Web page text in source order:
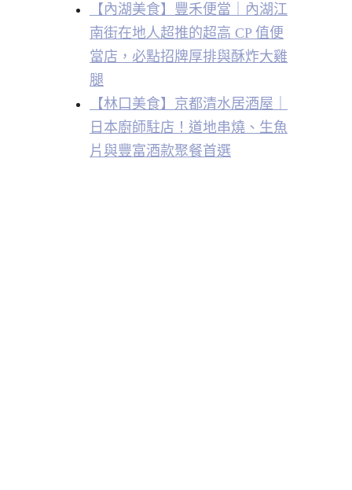
【內湖美食】豐禾便當｜內湖江
南街在地人超推的超高 CP 值便
當店，必點招牌厚排與酥炸大雞
腿
【林口美食】京都清水居酒屋｜
日本廚師駐店！道地串燒、生魚
片與豐富酒款聚餐首選